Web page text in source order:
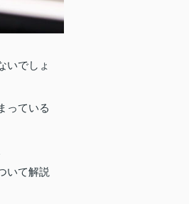
いでしょ
っている
いて解説